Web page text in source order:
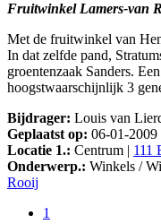
Fruitwinkel Lamers-van
Met de fruitwinkel van
In dat zelfde pand,
groentenzaak Sanders.
hoogstwaarschijnlijk 3
Bijdrager: Louis van
Geplaatst op: 06-01-2009
Locatie 1.: Centrum | 111
Onderwerp.: Winkels /
Rooij
1